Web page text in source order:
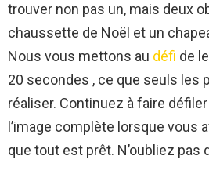
trouver non pas un, mais deux
chaussette de Noël et un
Nous vous mettons au défi de
20 secondes , ce que seuls les
réaliser. Continuez à faire
l’image complète lorsque vous
que tout est prêt. N’oubliez pas